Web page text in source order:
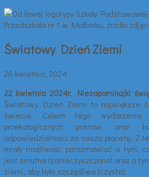
Światowy Dzień Ziemi
26 kwietnia, 2024
22 kwietnia 2024r. Niezapominajki
Światowy Dzień Ziemi to największe
świecie. Celem tego wydarzenia
proekologicznych postaw oraz
odpowiedzialności za naszą planetę. Z
miały możliwość porozmawiać o tym,
jest smutna (zanieczyszczona) oraz o
ziemi, aby była szczęśliwa (czysta).